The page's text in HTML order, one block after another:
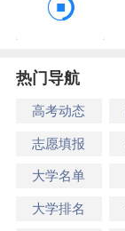
热门导航
高考动态
志愿填报
大学名单
大学排名